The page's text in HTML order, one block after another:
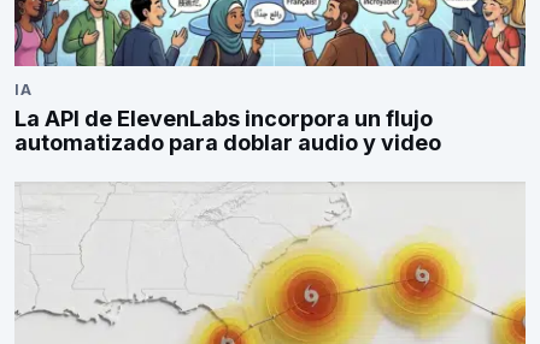
IA
La API de ElevenLabs incorpora un flujo
automatizado para doblar audio y video